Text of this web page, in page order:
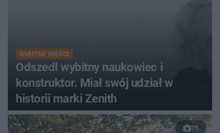
SMUTNE WIEŚCI
Odszedł wybitny naukowiec i
konstruktor. Miał swój udział w
historii marki Zenith
75